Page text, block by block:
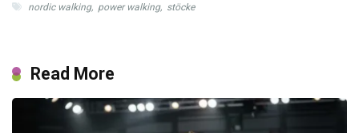
nordic walking, power walking, stöcke
Read More